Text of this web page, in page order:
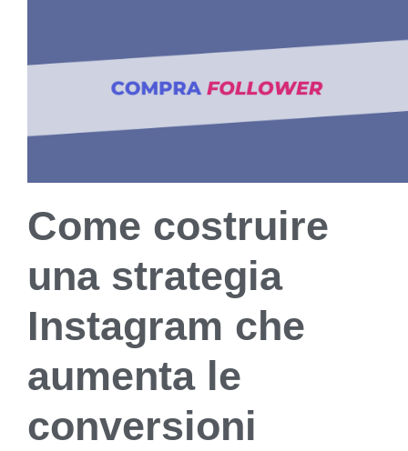
Come costruire
una strategia
Instagram che
aumenta le
conversioni